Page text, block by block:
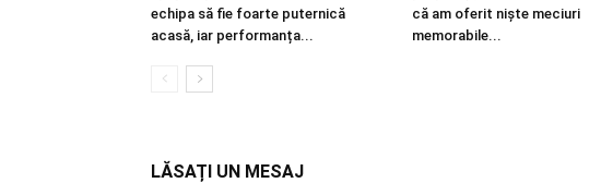
echipa să fie foarte puternică
acasă, iar performanța...
că am oferit niște meciuri
memorabile...
LĂSAȚI UN MESAJ